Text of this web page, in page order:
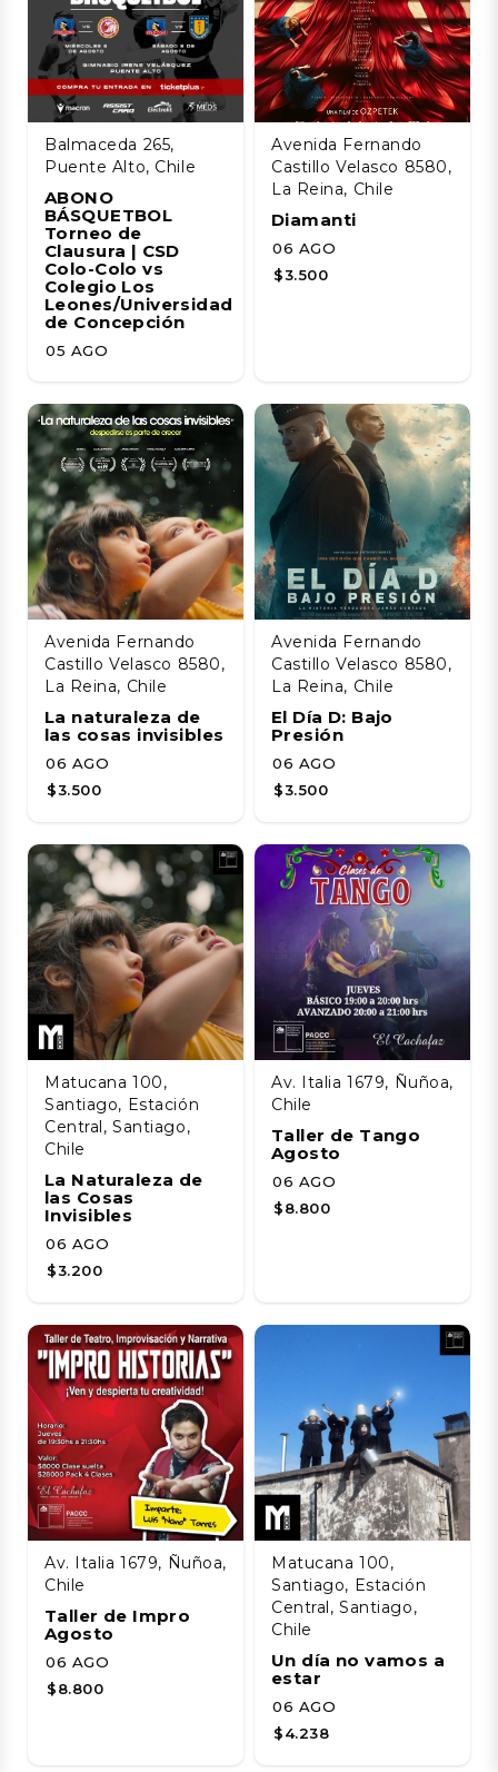
Balmaceda 265,
Puente Alto, Chile
ABONO
BÁSQUETBOL
Torneo de
Clausura | CSD
Colo-Colo vs
Colegio Los
Leones/Universidad
de Concepción
05 AGO
Avenida Fernando
Castillo Velasco 8580,
La Reina, Chile
Diamanti
06 AGO
$3.500
Avenida Fernando
Castillo Velasco 8580,
La Reina, Chile
La naturaleza de
las cosas invisibles
06 AGO
$3.500
Avenida Fernando
Castillo Velasco 8580,
La Reina, Chile
El Día D: Bajo
Presión
06 AGO
$3.500
Matucana 100,
Santiago, Estación
Central, Santiago,
Chile
La Naturaleza de
las Cosas
Invisibles
06 AGO
$3.200
Av. Italia 1679, Ñuñoa,
Chile
Taller de Tango
Agosto
06 AGO
$8.800
Av. Italia 1679, Ñuñoa,
Chile
Taller de Impro
Agosto
06 AGO
$8.800
Matucana 100,
Santiago, Estación
Central, Santiago,
Chile
Un día no vamos a
estar
06 AGO
$4.238